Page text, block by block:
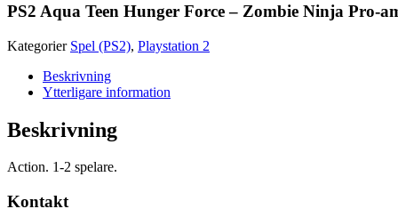
PS2 Aqua Teen Hunger Force – Zombie Ninja Pro-
Kategorier Spel (PS2), Playstation 2
Beskrivning
Ytterligare information
Beskrivning
Action. 1-2 spelare.
Kontakt